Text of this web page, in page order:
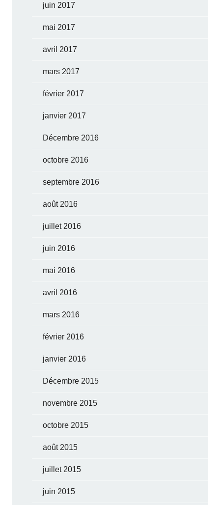
juin 2017
mai 2017
avril 2017
mars 2017
février 2017
janvier 2017
Décembre 2016
octobre 2016
septembre 2016
août 2016
juillet 2016
juin 2016
mai 2016
avril 2016
mars 2016
février 2016
janvier 2016
Décembre 2015
novembre 2015
octobre 2015
août 2015
juillet 2015
juin 2015